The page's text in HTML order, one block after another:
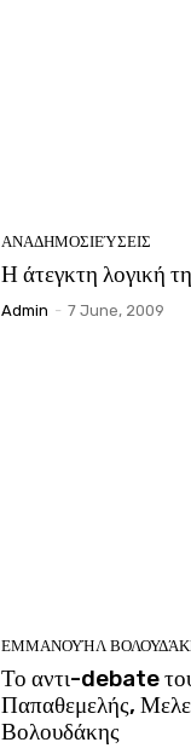
ΑΝΑΔΗΜΟΣΙΕΎΣΕΙΣ
Η άτεγκτη λογική
Admin - 7 June, 2009
ΕΜΜΑΝΟΥΉΛ
Το αντι-debate
Παπαθεμελής,
Βολουδάκης